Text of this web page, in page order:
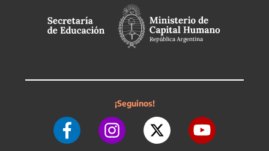
¡Seguinos!